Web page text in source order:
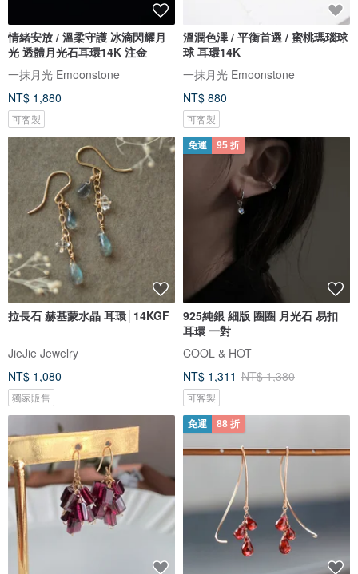
情緒安放 / 溫柔守護 冰滴閃耀月
光 透體月光石耳環14K 注金
一抹月光 Emoonstone
NT$ 1,880
可客製
溫潤色澤 / 平衡首選 / 蜜桃瑪瑙球
球 耳環14K
一抹月光 Emoonstone
NT$ 880
可客製
拉長石 赫基蒙水晶 耳環│14KGF
JieJie Jewelry
NT$ 1,080
獨家販售
免運 95 折
925純銀 細版 圈圈 月光石 易扣
耳環 一對
COOL & HOT
NT$ 1,311 NT$ 1,380
可客製
免運 88 折